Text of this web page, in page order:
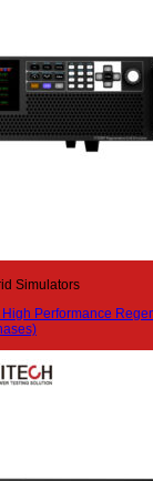
Simulators
Performance